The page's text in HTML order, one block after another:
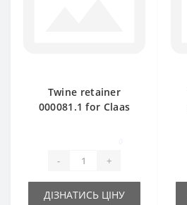
Twine retainer
000081.1 for Claas
- +
ДІЗНАТИСЬ ЦІНУ